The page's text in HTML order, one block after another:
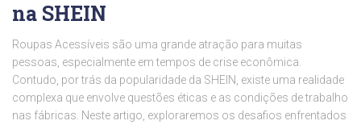
na SHEIN
Roupas Acessíveis são uma grande atração para muitas
pessoas, especialmente em tempos de crise econômica.
Contudo, por trás da popularidade da SHEIN, existe uma realidade
complexa que envolve questões éticas e as condições de trabalho
nas fábricas. Neste artigo, exploraremos os desafios enfrentados